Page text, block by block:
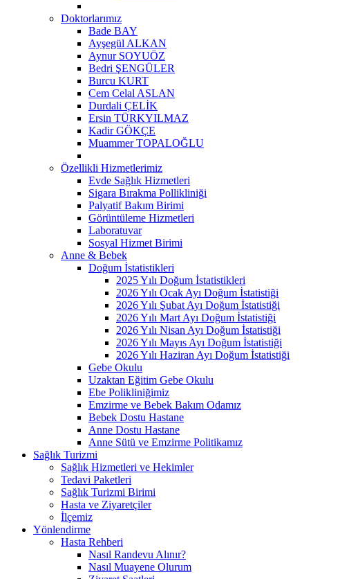
Doktorlarımız
Bade BAY
Ayşegül ALKAN
Aynur SOYUÖZ
Bedri ŞENGÜLER
Burcu KURT
Cem Celal ASLAN
Durdali ÇELİK
Ersin TÜRKYILMAZ
Kadir GÖKÇE
Muammer TOPALOĞLU
Özellikli Hizmetlerimiz
Evde Sağlık Hizmetleri
Sigara Bırakma Pollikliniği
Palyatif Bakım Birimi
Görüntüleme Hizmetleri
Laboratuvar
Sosyal Hizmet Birimi
Anne & Bebek
Doğum İstatistikleri
2025 Yılı Doğum İstatistikleri
2026 Yılı Ocak Ayı Doğum İstatistiği
2026 Yılı Şubat Ayı Doğum İstatistiği
2026 Yılı Mart Ayı Doğum İstatistiği
2026 Yılı Nisan Ayı Doğum İstatistiği
2026 Yılı Mayıs Ayı Doğum İstatistiği
2026 Yılı Haziran Ayı Doğum İstatistiği
Gebe Okulu
Uzaktan Eğitim Gebe Okulu
Ebe Polikliniğimiz
Emzirme ve Bebek Bakım Odamız
Bebek Dostu Hastane
Anne Dostu Hastane
Anne Sütü ve Emzirme Politikamız
Sağlık Turizmi
Sağlık Hizmetleri ve Hekimler
Tedavi Paketleri
Sağlık Turizmi Birimi
Hasta ve Ziyaretçiler
İlçemiz
Yönlendirme
Hasta Rehberi
Nasıl Randevu Alınır?
Nasıl Muayene Olurum